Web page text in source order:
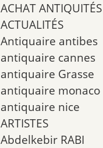
ACHAT ANTIQUITÉS
ACTUALITÉS
Antiquaire antibes
antiquaire cannes
antiquaire Grasse
antiquaire monaco
antiquaire nice
ARTISTES
Abdelkebir RABI